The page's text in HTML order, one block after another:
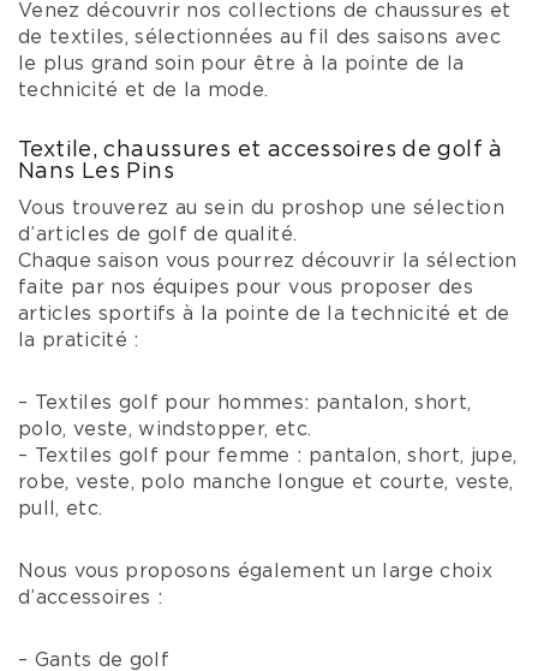
Venez découvrir nos collections de chaussures et
de textiles, sélectionnées au fil des saisons avec
le plus grand soin pour être à la pointe de la
technicité et de la mode.
Textile, chaussures et accessoires de golf à
Nans Les Pins
Vous trouverez au sein du proshop une sélection
d’articles de golf de qualité.
Chaque saison vous pourrez découvrir la sélection
faite par nos équipes pour vous proposer des
articles sportifs à la pointe de la technicité et de
la praticité :
– Textiles golf pour hommes: pantalon, short,
polo, veste, windstopper, etc.
– Textiles golf pour femme : pantalon, short, jupe,
robe, veste, polo manche longue et courte, veste,
pull, etc.
Nous vous proposons également un large choix
d’accessoires :
– Gants de golf